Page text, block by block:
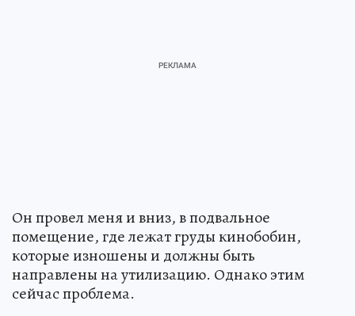
Он провел меня и вниз, в подвальное
помещение, где лежат груды кинобобин,
которые изношены и должны быть
направлены на утилизацию. Однако этим
сейчас проблема.